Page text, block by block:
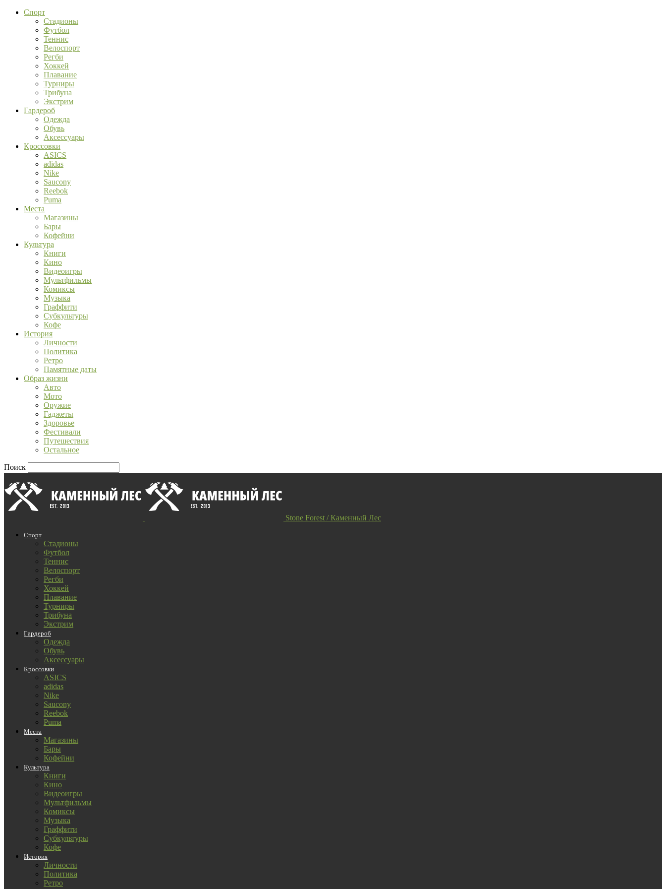
Спорт
Стадионы
Футбол
Теннис
Велоспорт
Регби
Хоккей
Плавание
Турниры
Трибуна
Экстрим
Гардероб
Одежда
Обувь
Аксессуары
Кроссовки
ASICS
adidas
Nike
Saucony
Reebok
Puma
Места
Магазины
Бары
Кофейни
Культура
Книги
Кино
Видеоигры
Мультфильмы
Комиксы
Музыка
Граффити
Субкультуры
Кофе
История
Личности
Политика
Ретро
Памятные даты
Образ жизни
Авто
Мото
Оружие
Гаджеты
Здоровье
Фестивали
Путешествия
Остальное
Поиск
Stone Forest / Каменный Лес
Спорт
Стадионы
Футбол
Теннис
Велоспорт
Регби
Хоккей
Плавание
Турниры
Трибуна
Экстрим
Гардероб
Одежда
Обувь
Аксессуары
Кроссовки
ASICS
adidas
Nike
Saucony
Reebok
Puma
Места
Магазины
Бары
Кофейни
Культура
Книги
Кино
Видеоигры
Мультфильмы
Комиксы
Музыка
Граффити
Субкультуры
Кофе
История
Личности
Политика
Ретро